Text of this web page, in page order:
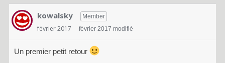
kowalsky Member
février 2017 février 2017 modifié
Un premier petit retour